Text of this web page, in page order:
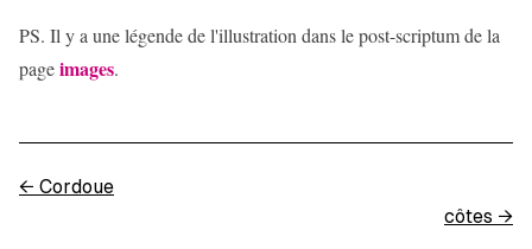
PS. Il y a une légende de l'illustration dans le post-scriptum de la
pageimages.
← Cordoue
côtes →